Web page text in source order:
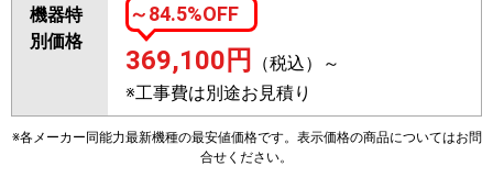
機器特
別価格
～84.5%OFF
369,100 円
（税込）～
※工事費は別途お見積り
※各メーカー同能力最新機種の最安値価格です。表示価格の商品についてはお問
合せください。